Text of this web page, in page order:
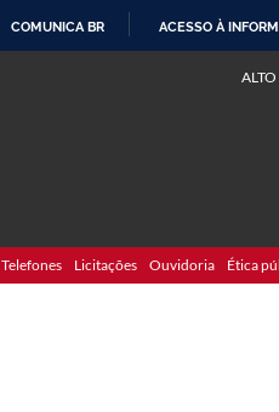
COMUNICA BR ACESSO À
Telefones Licitações Ouvidoria Ética